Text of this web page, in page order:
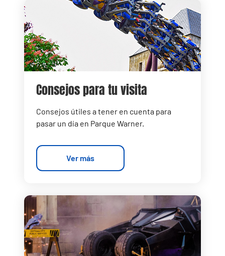
Consejos para tu visita
Consejos útiles a tener en cuenta para
pasar un día en Parque Warner.
Ver más